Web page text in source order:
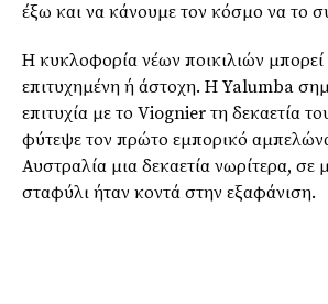
έξω και να κάνουμε τον κόσμο να το
Η κυκλοφορία νέων ποικιλιών μπορεί
επιτυχημένη ή άστοχη. Η Yalumba
επιτυχία με το Viognier τη δεκαετία
φύτεψε τον πρώτο εμπορικό
Αυστραλία μια δεκαετία νωρίτερα, σε
σταφύλι ήταν κοντά στην εξαφάνιση.